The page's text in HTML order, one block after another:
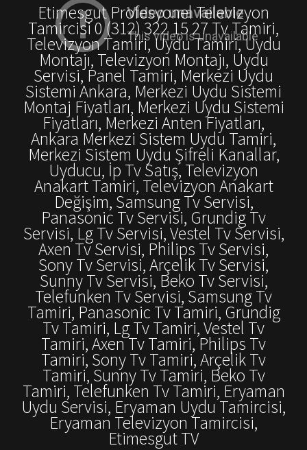
Etimesgut Profesyonel Televizyon
Tamircisi 0 (312) 322 15 27 Tv Tamiri,
Televizyon Tamiri, Uydu Tamiri, Uydu
Montajı, Televizyon Montajı, Uydu
Servisi, Panel Tamiri, Merkezi Uydu
Sistemi Ankara, Merkezi Uydu Sistemi
Montaj Fiyatları, Merkezi Uydu Sistemi
Fiyatları, Merkezi Anten Fiyatları,
Ankara Merkezi Sistem Uydu Tamiri,
Merkezi Sistem Uydu Şifreli Kanallar,
Uyducu, İp Tv Satış, Televizyon
Anakart Tamiri, Televizyon Anakart
Değişim, Samsung Tv Servisi,
Panasonic Tv Servisi, Grundig Tv
Servisi, Lg Tv Servisi, Vestel Tv Servisi,
Axen Tv Servisi, Philips Tv Servisi,
Sony Tv Servisi, Arçelik Tv Servisi,
Sunny Tv Servisi, Beko Tv Servisi,
Telefunken Tv Servisi, Samsung Tv
Tamiri, Panasonic Tv Tamiri, Grundig
Tv Tamiri, Lg Tv Tamiri, Vestel Tv
Tamiri, Axen Tv Tamiri, Philips Tv
Tamiri, Sony Tv Tamiri, Arçelik Tv
Tamiri, Sunny Tv Tamiri, Beko Tv
Tamiri, Telefunken Tv Tamiri, Eryaman
Uydu Servisi, Eryaman Uydu Tamircisi,
Eryaman Televizyon Tamircisi,
Etimesgut TV